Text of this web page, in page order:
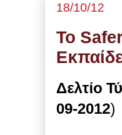
18/10/12
Το
Δελτίο
09-2012)